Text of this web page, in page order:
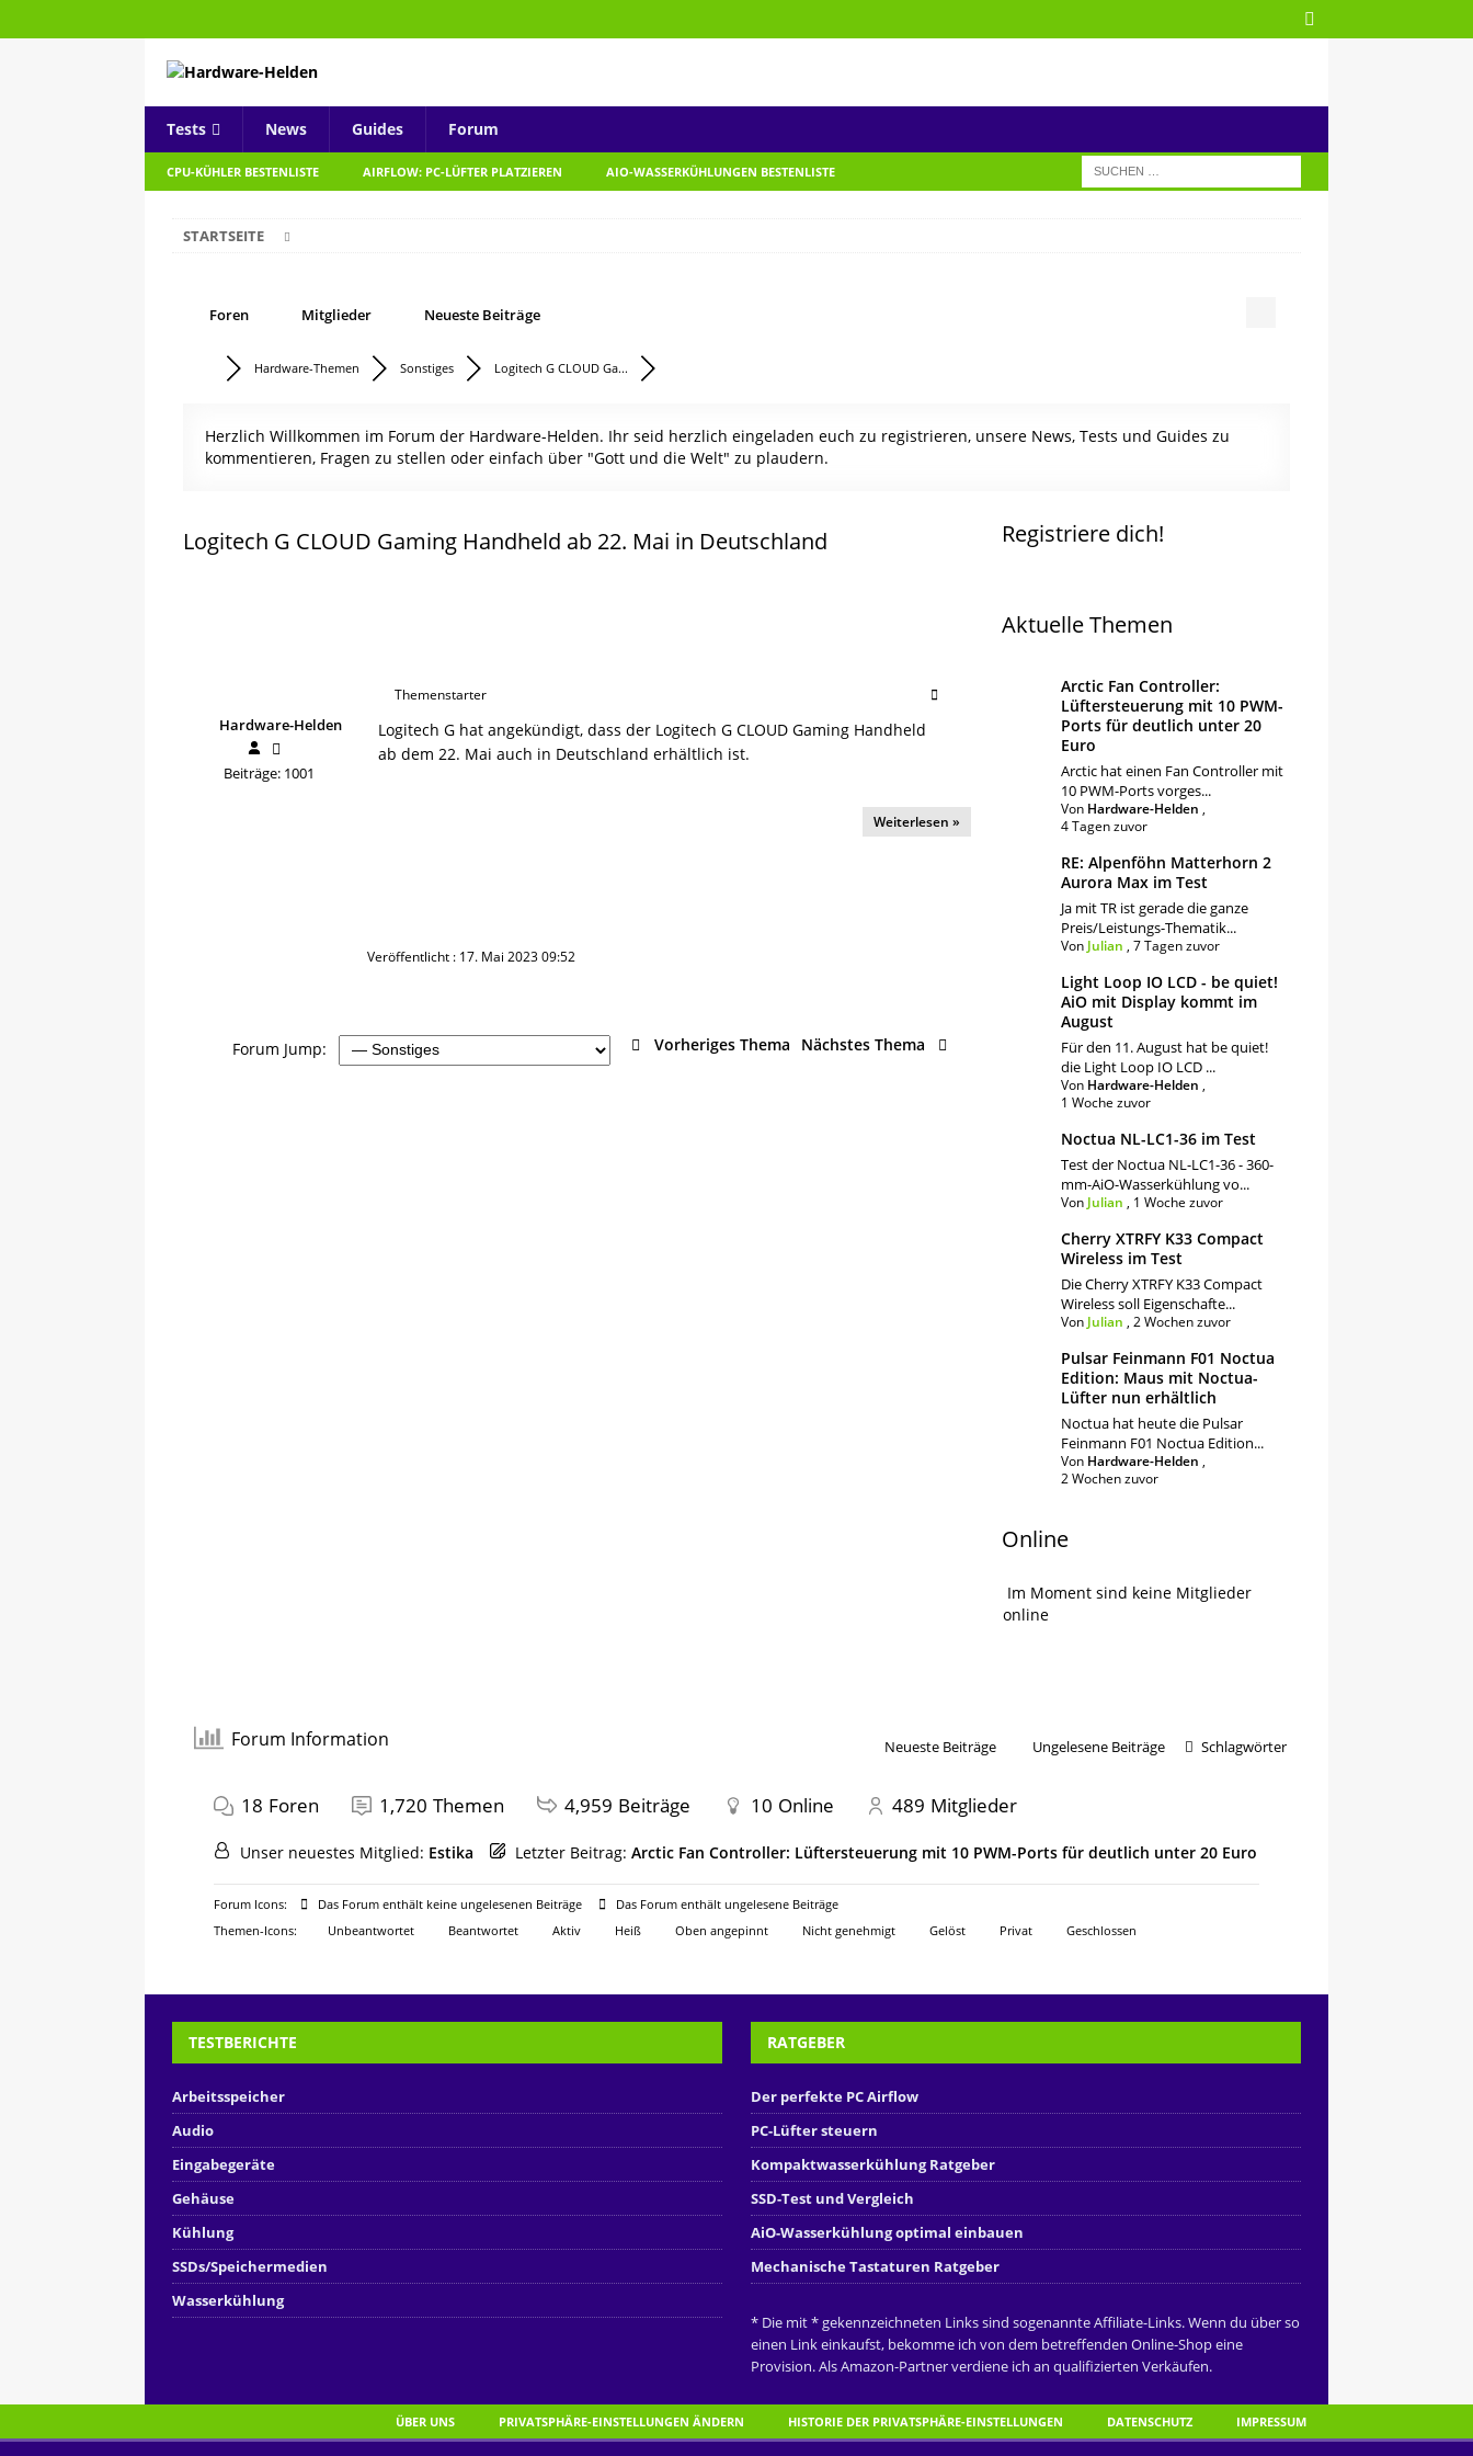
Tests News Guides Forum
CPU-KÜHLER BESTENLISTE AIRFLOW: PC-LÜFTER PLATZIEREN AIO-WASSERKÜHLUNGEN BESTENLISTE
STARTSEITE
Foren Mitglieder Neueste Beiträge
Hardware-Themen Sonstiges Logitech G CLOUD Ga...
Herzlich Willkommen im Forum der Hardware-Helden. Ihr seid herzlich eingeladen euch zu registrieren, unsere News, Tests und Guides zu
kommentieren, Fragen zu stellen oder einfach über "Gott und die Welt" zu plaudern.
Logitech G CLOUD Gaming Handheld ab 22. Mai in Deutschland
Hardware-Helden
Beiträge: 1001
Themenstarter
Logitech G hat angekündigt, dass der Logitech G CLOUD Gaming Handheld
ab dem 22. Mai auch in Deutschland erhältlich ist.
Weiterlesen »
Veröffentlicht : 17. Mai 2023 09:52
Forum Jump: Vorheriges Thema Nächstes Thema
Registriere dich!
Aktuelle Themen
Arctic Fan Controller:
Lüftersteuerung mit 10 PWM-
Ports für deutlich unter 20
Euro
Arctic hat einen Fan Controller mit
10 PWM-Ports vorges...
Von Hardware-Helden ,
4 Tagen zuvor
RE: Alpenföhn Matterhorn 2
Aurora Max im Test
Ja mit TR ist gerade die ganze
Preis/Leistungs-Thematik...
Von Julian , 7 Tagen zuvor
Light Loop IO LCD - be quiet!
AiO mit Display kommt im
August
Für den 11. August hat be quiet!
die Light Loop IO LCD ...
Von Hardware-Helden ,
1 Woche zuvor
Noctua NL-LC1-36 im Test
Test der Noctua NL-LC1-36 - 360-
mm-AiO-Wasserkühlung vo...
Von Julian , 1 Woche zuvor
Cherry XTRFY K33 Compact
Wireless im Test
Die Cherry XTRFY K33 Compact
Wireless soll Eigenschafte...
Von Julian , 2 Wochen zuvor
Pulsar Feinmann F01 Noctua
Edition: Maus mit Noctua-
Lüfter nun erhältlich
Noctua hat heute die Pulsar
Feinmann F01 Noctua Edition...
Von Hardware-Helden ,
2 Wochen zuvor
Online
Im Moment sind keine Mitglieder
online
Forum Information Neueste Beiträge Ungelesene Beiträge Schlagwörter
18 Foren 1,720 Themen 4,959 Beiträge 10 Online 489 Mitglieder
Unser neuestes Mitglied: Estika Letzter Beitrag: Arctic Fan Controller: Lüftersteuerung mit 10 PWM-Ports für deutlich unter 20 Euro
Forum Icons: Das Forum enthält keine ungelesenen Beiträge
Das Forum enthält ungelesene Beiträge
Themen-Icons:
Unbeantwortet Beantwortet Aktiv Heiß Oben angepinnt Nicht genehmigt Gelöst Privat Geschlossen
TESTBERICHTE
Arbeitsspeicher
Audio
Eingabegeräte
Gehäuse
Kühlung
SSDs/Speichermedien
Wasserkühlung
RATGEBER
Der perfekte PC Airflow
PC-Lüfter steuern
Kompaktwasserkühlung Ratgeber
SSD-Test und Vergleich
AiO-Wasserkühlung optimal einbauen
Mechanische Tastaturen Ratgeber
* Die mit * gekennzeichneten Links sind sogenannte Affiliate-Links. Wenn du über so
einen Link einkaufst, bekomme ich von dem betreffenden Online-Shop eine
Provision. Als Amazon-Partner verdiene ich an qualifizierten Verkäufen.
ÜBER UNS PRIVATSPHÄRE-EINSTELLUNGEN ÄNDERN HISTORIE DER PRIVATSPHÄRE-EINSTELLUNGEN DATENSCHUTZ IMPRESSUM